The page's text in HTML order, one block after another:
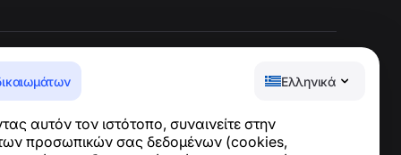
Ελληνικά
αυτόν τον ιστότοπο, συναινείτε στην
προσωπικών σας δεδομένων (cookies,
Ειδήσεις και Άρθρα
Σχετικά με το έργο